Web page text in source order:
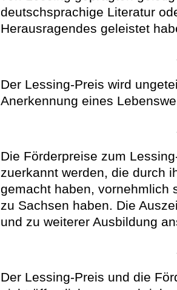
deutschsprachige Literatur
Herausragendes geleistet
Der Lessing-Preis wird
Anerkennung eines
Die Förderpreise zum
zuerkannt werden, die durch
gemacht haben, vornehmlich
zu Sachsen haben. Die
und zu weiterer Ausbildung
Der Lessing-Preis und die